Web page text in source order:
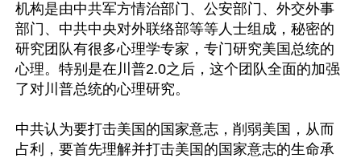
机构是由中共军方情治部门、公安部门、外交外事
部门、中共中央对外联络部等等人士组成，秘密的
研究团队有很多心理学专家，专门研究美国总统的
心理。特别是在川普2.0之后，这个团队全面的加强
了对川普总统的心理研究。
中共认为要打击美国的国家意志，削弱美国，从而
占利，要首先理解并打击美国的国家意志的生命承